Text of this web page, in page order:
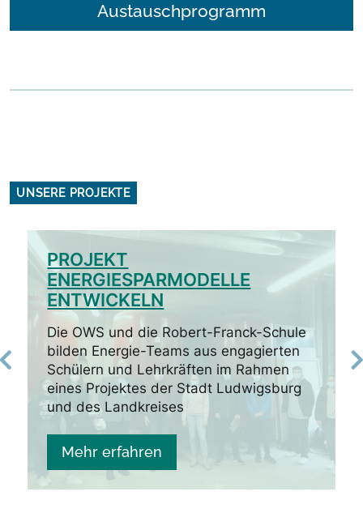
Austauschprogramm
UNSERE PROJEKTE
PROJEKT
ENERGIESPARMODELLE
ENTWICKELN
Die OWS und die Robert-Franck-Schule
bilden Energie-Teams aus engagierten
Schülern und Lehrkräften im Rahmen
eines Projektes der Stadt Ludwigsburg
und des Landkreises
Mehr erfahren